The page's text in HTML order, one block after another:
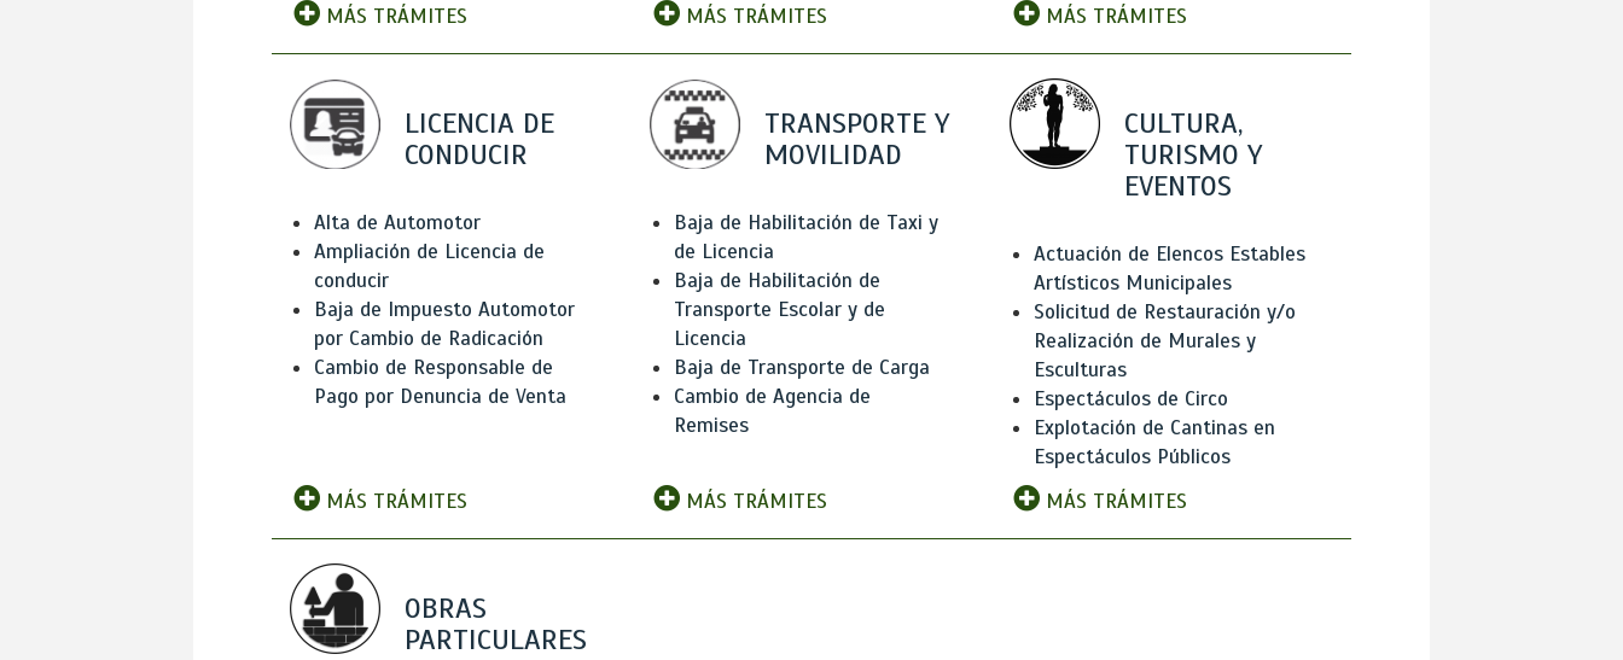
MÁS TRÁMITES
MÁS TRÁMITES
MÁS TRÁMITES
LICENCIA DE
CONDUCIR
Alta de Automotor
Ampliación de Licencia de
conducir
Baja de Impuesto Automotor
por Cambio de Radicación
Cambio de Responsable de
Pago por Denuncia de Venta
MÁS TRÁMITES
TRANSPORTE Y
MOVILIDAD
Baja de Habilitación de Taxi y
de Licencia
Baja de Habilitación de
Transporte Escolar y de
Licencia
Baja de Transporte de Carga
Cambio de Agencia de
Remises
MÁS TRÁMITES
CULTURA,
TURISMO Y
EVENTOS
Actuación de Elencos Estables
Artísticos Municipales
Solicitud de Restauración y/o
Realización de Murales y
Esculturas
Espectáculos de Circo
Explotación de Cantinas en
Espectáculos Públicos
MÁS TRÁMITES
OBRAS
PARTICULARES